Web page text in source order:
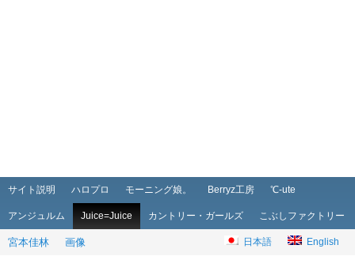
メインメニュー
メインコンテンツへ移動
サブコンテンツへ移動
サイト説明 ハロプロ モーニング娘。 Berryz工房 ℃-ute
アンジュルム Juice=Juice カントリー・ガールズ こぶしファクトリー
宮本佳林 画像 日本語 English